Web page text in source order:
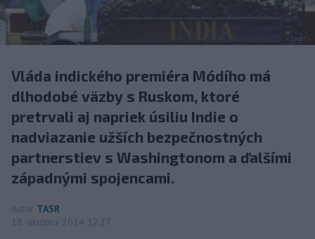
Vláda indického premiéra Módího má
dlhodobé väzby s Ruskom, ktoré
pretrvali aj napriek úsiliu Indie o
nadviazanie užších bezpečnostných
partnerstiev s Washingtonom a ďalšími
západnými spojencami.
Autor TASR
18. októbra 2024 12:27